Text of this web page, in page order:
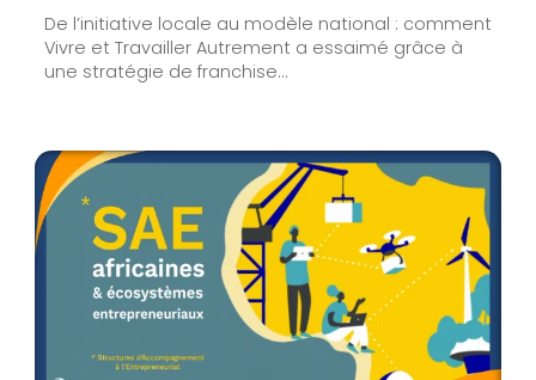
De l’initiative locale au modèle national : comment
Vivre et Travailler Autrement a essaimé grâce à
une stratégie de franchise...
Suivez-nous !